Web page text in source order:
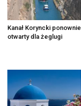
Kanał Koryncki ponownie
otwarty dla żeglugi